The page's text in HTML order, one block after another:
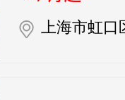
上海市虹口